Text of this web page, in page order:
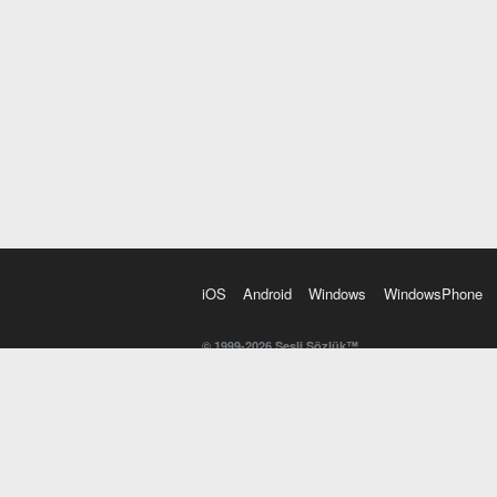
iOS Android Windows WindowsPhone
© 1999-2026 Sesli Sözlük™